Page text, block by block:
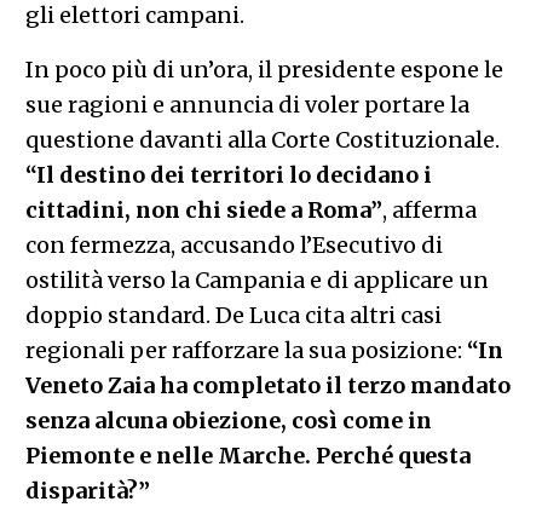
gli elettori campani.
In poco più di un’ora, il presidente espone le
sue ragioni e annuncia di voler portare la
questione davanti alla Corte Costituzionale.
“Il destino dei territori lo decidano i
cittadini, non chi siede a Roma”, afferma
con fermezza, accusando l’Esecutivo di
ostilità verso la Campania e di applicare un
doppio standard. De Luca cita altri casi
regionali per rafforzare la sua posizione: “In
Veneto Zaia ha completato il terzo mandato
senza alcuna obiezione, così come in
Piemonte e nelle Marche. Perché questa
disparità?”